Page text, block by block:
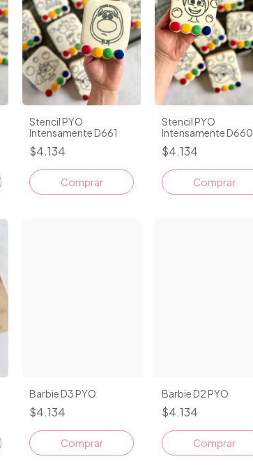
Stencil PYO
Intensamente D661
$4.134
Comprar
Stencil PYO
Intensamente D660
$4.134
Comprar
Barbie D3 PYO
$4.134
Comprar
Barbie D2 PYO
$4.134
Comprar